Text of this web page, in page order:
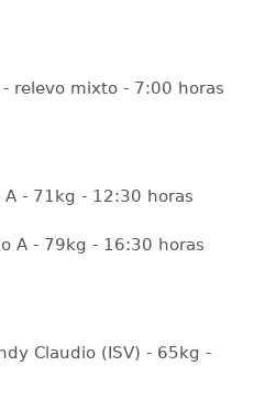
- relevo mixto - 7:00 horas
- 71kg - 12:30 horas
A - 79kg - 16:30 horas
Claudio (ISV) - 65kg -